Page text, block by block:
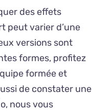
des effets
peut varier d’une
versions sont
formes, profitez
formée et
de constater une
nous vous